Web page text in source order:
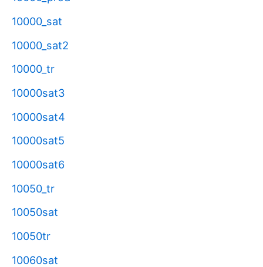
10000_sat
10000_sat2
10000_tr
10000sat3
10000sat4
10000sat5
10000sat6
10050_tr
10050sat
10050tr
10060sat